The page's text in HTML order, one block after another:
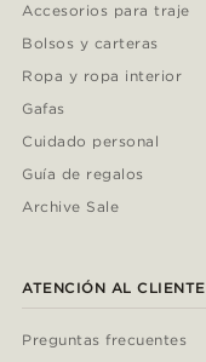
Accesorios para traje
Bolsos y carteras
Ropa y ropa interior
Gafas
Cuidado personal
Guía de regalos
Archive Sale
ATENCIÓN AL CLIENTE
Preguntas frecuentes